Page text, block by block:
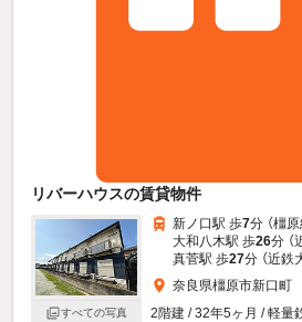
リバーハウスの賃貸物件
すべての写真
新ノ口駅 歩7分 （橿原
大和八木駅 歩26分 （
真菅駅 歩27分 （近鉄
奈良県橿原市新口町
2階建 / 32年5ヶ月 / 軽量